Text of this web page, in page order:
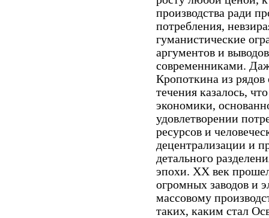
производства ради
потребления,
гуманистические
аргументов и
современниками.
Кропоткина из рядов
течения казалось,
экономики,
удовлетворении
ресурсов и
децентрализации и
детального
эпохи. ХХ век
огромных заводов и
массовому
таких, каким стал